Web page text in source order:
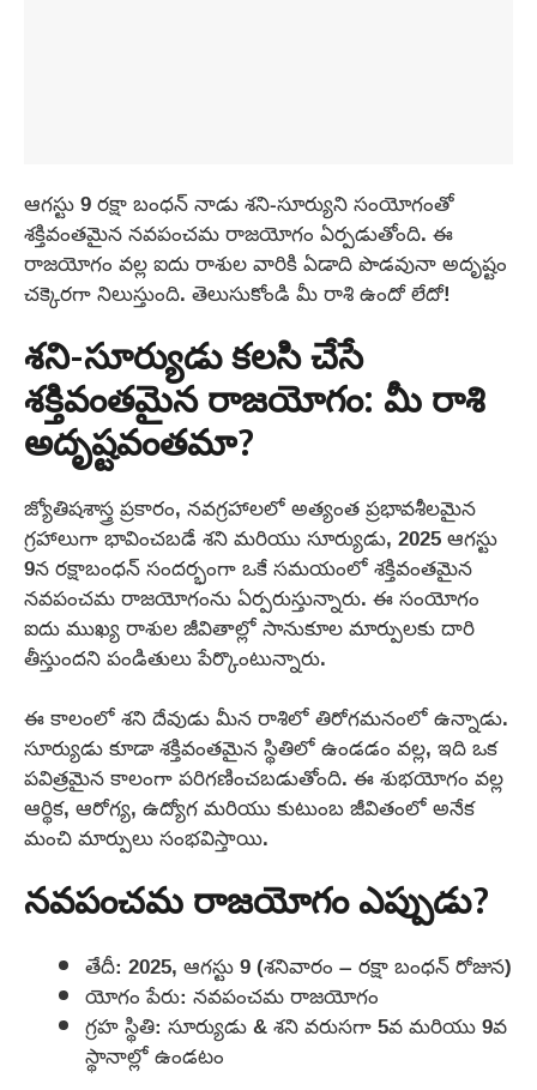
ఆగస్టు 9 రక్షా బంధన్ నాడు శని-సూర్యుని సంయోగంతో
శక్తివంతమైన నవపంచమ రాజయోగం ఏర్పడుతోంది. ఈ
రాజయోగం వల్ల ఐదు రాశుల వారికి ఏడాది పొడవునా అదృష్టం
చక్కెరగా నిలుస్తుంది. తెలుసుకోండి మీ రాశి ఉందో లేదో!
శని-సూర్యుడు కలసి చేసే
శక్తివంతమైన రాజయోగం: మీ రాశి
అదృష్టవంతమా?
జ్యోతిషశాస్త్ర ప్రకారం, నవగ్రహాలలో అత్యంత ప్రభావశీలమైన
గ్రహాలుగా భావించబడే శని మరియు సూర్యుడు, 2025 ఆగస్టు
9న రక్షాబంధన్ సందర్భంగా ఒకే సమయంలో శక్తివంతమైన
నవపంచమ రాజయోగంను ఏర్పరుస్తున్నారు. ఈ సంయోగం
ఐదు ముఖ్య రాశుల జీవితాల్లో సానుకూల మార్పులకు దారి
తీస్తుందని పండితులు పేర్కొంటున్నారు.
ఈ కాలంలో శని దేవుడు మీన రాశిలో తిరోగమనంలో ఉన్నాడు.
సూర్యుడు కూడా శక్తివంతమైన స్థితిలో ఉండడం వల్ల, ఇది ఒక
పవిత్రమైన కాలంగా పరిగణించబడుతోంది. ఈ శుభయోగం వల్ల
ఆర్థిక, ఆరోగ్య, ఉద్యోగ మరియు కుటుంబ జీవితంలో అనేక
మంచి మార్పులు సంభవిస్తాయి.
నవపంచమ రాజయోగం ఎప్పుడు?
తేదీ: 2025, ఆగస్టు 9 (శనివారం – రక్షా బంధన్ రోజున)
యోగం పేరు: నవపంచమ రాజయోగం
గ్రహ స్థితి: సూర్యుడు & శని వరుసగా 5వ మరియు 9వ
స్థానాల్లో ఉండటం